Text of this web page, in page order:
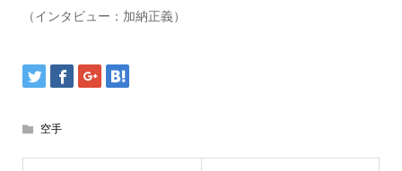
（インタビュー：加納正義）
空手